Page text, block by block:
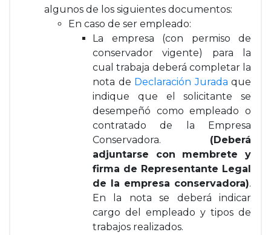
algunos de los siguientes documentos:
En caso de ser empleado:
La empresa (con permiso de
conservador vigente) para la
cual trabaja deberá completar la
nota de Declaración Jurada que
indique que el solicitante se
desempeñó como empleado o
contratado de la Empresa
Conservadora. (Deberá
adjuntarse con membrete y
firma de Representante Legal
de la empresa conservadora).
En la nota se deberá indicar
cargo del empleado y tipos de
trabajos realizados.